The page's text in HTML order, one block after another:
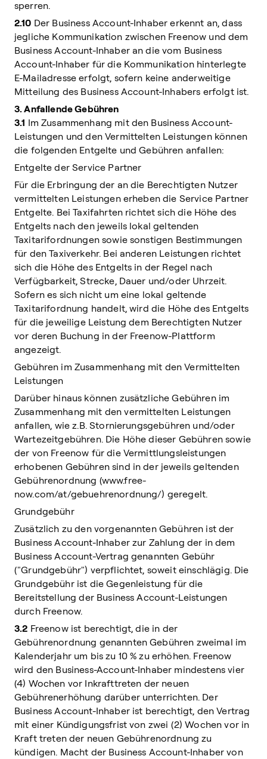
sperren.
2.10 Der Business Account-Inhaber erkennt an, dass
jegliche Kommunikation zwischen Freenow und dem
Business Account-Inhaber an die vom Business
Account-Inhaber für die Kommunikation hinterlegte
E-Mailadresse erfolgt, sofern keine anderweitige
Mitteilung des Business Account-Inhabers erfolgt ist.
3. Anfallende Gebühren
3.1 Im Zusammenhang mit den Business Account-
Leistungen und den Vermittelten Leistungen können
die folgenden Entgelte und Gebühren anfallen:
Entgelte der Service Partner
Für die Erbringung der an die Berechtigten Nutzer
vermittelten Leistungen erheben die Service Partner
Entgelte. Bei Taxifahrten richtet sich die Höhe des
Entgelts nach den jeweils lokal geltenden
Taxitarifordnungen sowie sonstigen Bestimmungen
für den Taxiverkehr. Bei anderen Leistungen richtet
sich die Höhe des Entgelts in der Regel nach
Verfügbarkeit, Strecke, Dauer und/oder Uhrzeit.
Sofern es sich nicht um eine lokal geltende
Taxitarifordnung handelt, wird die Höhe des Entgelts
für die jeweilige Leistung dem Berechtigten Nutzer
vor deren Buchung in der Freenow-Plattform
angezeigt.
Gebühren im Zusammenhang mit den Vermittelten
Leistungen
Darüber hinaus können zusätzliche Gebühren im
Zusammenhang mit den vermittelten Leistungen
anfallen, wie z.B. Stornierungsgebühren und/oder
Wartezeitgebühren. Die Höhe dieser Gebühren sowie
der von Freenow für die Vermittlungsleistungen
erhobenen Gebühren sind in der jeweils geltenden
Gebührenordnung (www.free-
now.com/at/gebuehrenordnung/) geregelt.
Grundgebühr
Zusätzlich zu den vorgenannten Gebühren ist der
Business Account-Inhaber zur Zahlung der in dem
Business Account-Vertrag genannten Gebühr
("Grundgebühr") verpflichtet, soweit einschlägig. Die
Grundgebühr ist die Gegenleistung für die
Bereitstellung der Business Account-Leistungen
durch Freenow.
3.2 Freenow ist berechtigt, die in der
Gebührenordnung genannten Gebühren zweimal im
Kalenderjahr um bis zu 10 % zu erhöhen. Freenow
wird den Business-Account-Inhaber mindestens vier
(4) Wochen vor Inkrafttreten der neuen
Gebührenerhöhung darüber unterrichten. Der
Business Account-Inhaber ist berechtigt, den Vertrag
mit einer Kündigungsfrist von zwei (2) Wochen vor in
Kraft treten der neuen Gebührenordnung zu
kündigen. Macht der Business Account-Inhaber von